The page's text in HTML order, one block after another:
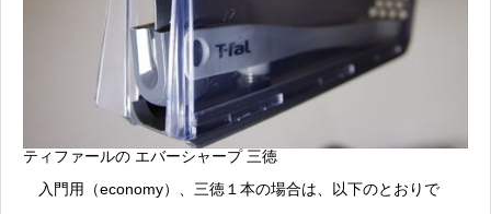
ティファールの エバーシャープ 三徳
入門用（economy）、三徳１本の場合は、以下のとおりで